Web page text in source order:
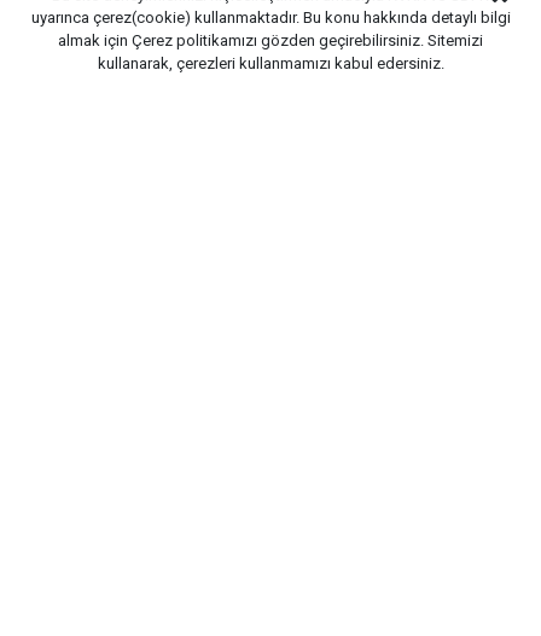
uyarınca çerez(cookie) kullanmaktadır. Bu konu hakkında detaylı bilgi
almak için Çerez politikamızı gözden geçirebilirsiniz. Sitemizi
kullanarak, çerezleri kullanmamızı kabul edersiniz.